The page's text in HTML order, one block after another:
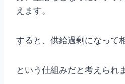
えます。
すると、供給過剰になって
という仕組みだと考えられ